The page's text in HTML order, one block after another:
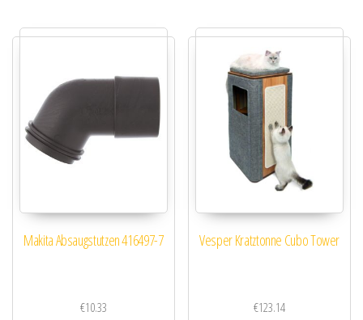
Makita Absaugstutzen 416497-7
€10.33
Vesper Kratztonne Cubo Tower
€123.14